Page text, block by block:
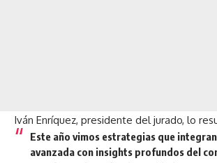
Iván Enríquez, presidente del jurado, lo
Este año vimos estrategias que
avanzada con insights profundos del